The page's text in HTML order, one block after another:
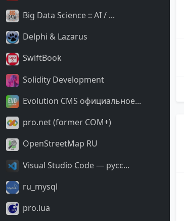
Big Data Science :: AI / ...
Delphi & Lazarus
SwiftBook
Solidity Development
Evolution CMS официальное...
pro.net (former COM+)
OpenStreetMap RU
Visual Studio Code — русс...
ru_mysql
pro.lua